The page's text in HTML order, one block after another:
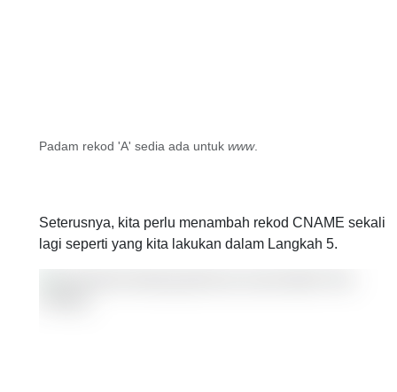
Padam rekod 'A' sedia ada untuk www.
Seterusnya, kita perlu menambah rekod CNAME sekali
lagi seperti yang kita lakukan dalam Langkah 5.